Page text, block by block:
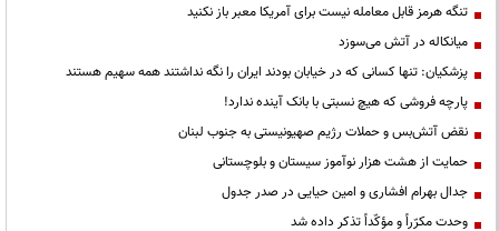
تنگه هرمز قابل معامله نیست برای آمریکا معبر باز نکنید
میانکاله در آتش می‌سوزد
پزشکیان: تنها کسانی که در خیابان بودند ایران را نگه نداشتند همه سهیم هستند
پارچه فروشی که هیچ نسبتی با بانک آینده ندارد!
نقض آتش‌بس و حملات رژیم صهیونیستی به جنوب لبنان
حمایت از هشت هزار نوآموز سیستان و بلوچستانی
جدال بهرام افشاری و امین حیایی در صدر جدول
وحدت مکرّراً و مؤکّداً تذکر داده شد